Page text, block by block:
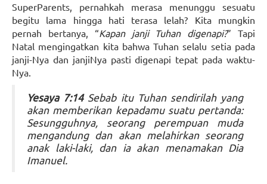
SuperParents, pernahkah merasa menunggu sesuatu
begitu lama hingga hati terasa lelah? Kita mungkin
pernah bertanya, “Kapan janji Tuhan digenapi?” Tapi
Natal mengingatkan kita bahwa Tuhan selalu setia pada
janji-Nya dan janjiNya pasti digenapi tepat pada waktu-
Nya.
Yesaya 7:14Sebab itu Tuhan sendirilah yang
akan memberikan kepadamu suatu pertanda:
Sesungguhnya, seorang perempuan muda
mengandung dan akan melahirkan seorang
anak laki-laki, dan ia akan menamakan Dia
Imanuel.